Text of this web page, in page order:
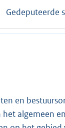
Gedeputeerde
en
algemeen